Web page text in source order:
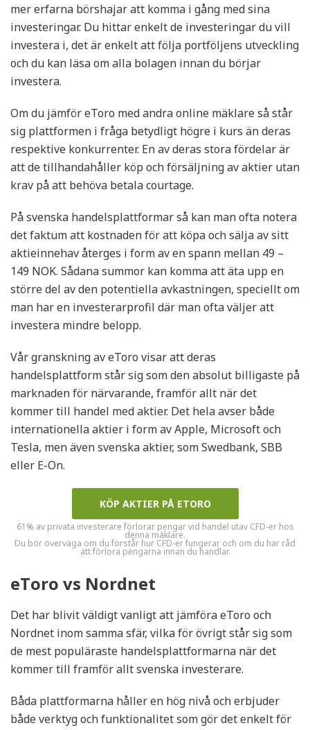
mer erfarna börshajar att komma i gång med sina
investeringar. Du hittar enkelt de investeringar du vill
investera i, det är enkelt att följa portföljens utveckling
och du kan läsa om alla bolagen innan du börjar
investera.
Om du jämför eToro med andra online mäklare så står
sig plattformen i fråga betydligt högre i kurs än deras
respektive konkurrenter. En av deras stora fördelar är
att de tillhandahåller köp och försäljning av aktier utan
krav på att behöva betala courtage.
På svenska handelsplattformar så kan man ofta notera
det faktum att kostnaden för att köpa och sälja av sitt
aktieinnehav återges i form av en spann mellan 49 –
149 NOK. Sådana summor kan komma att äta upp en
större del av den potentiella avkastningen, speciellt om
man har en investerarprofil där man ofta väljer att
investera mindre belopp.
Vår granskning av eToro visar att deras
handelsplattform står sig som den absolut billigaste på
marknaden för närvarande, framför allt när det
kommer till handel med aktier. Det hela avser både
internationella aktier i form av Apple, Microsoft och
Tesla, men även svenska aktier, som Swedbank, SBB
eller E-On.
KÖP AKTIER PÅ ETORO
61% av privata investerare förlorar pengar vid handel utav CFD-er hos
denna mäklare.
Du bör överväga om du förstår hur CFD-er fungerar och om du har råd
att förlora pengarna innan du handlar.
eToro vs Nordnet
Det har blivit väldigt vanligt att jämföra eToro och
Nordnet inom samma sfär, vilka för övrigt står sig som
de mest populäraste handelsplattformarna när det
kommer till framför allt svenska investerare.
Båda plattformarna håller en hög nivå och erbjuder
både verktyg och funktionalitet som gör det enkelt för